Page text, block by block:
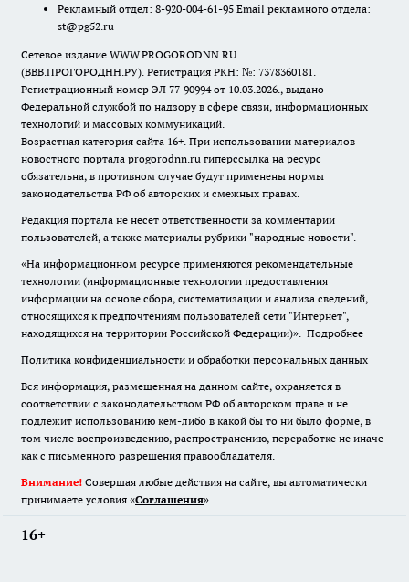
Рекламный отдел: 8-920-004-61-95 Email рекламного отдела:
st@pg52.ru
Сетевое издание WWW.PROGORODNN.RU
(ВВВ.ПРОГОРОДНН.РУ). Регистрация РКН: №: 7378360181.
Регистрационный номер ЭЛ 77-90994 от 10.03.2026., выдано
Федеральной службой по надзору в сфере связи, информационных
технологий и массовых коммуникаций.
Возрастная категория сайта 16+. При использовании материалов
новостного портала progorodnn.ru гиперссылка на ресурс
обязательна, в противном случае будут применены нормы
законодательства РФ об авторских и смежных правах.
Редакция портала не несет ответственности за комментарии
пользователей, а также материалы рубрики "народные новости".
«На информационном ресурсе применяются рекомендательные
технологии (информационные технологии предоставления
информации на основе сбора, систематизации и анализа сведений,
относящихся к предпочтениям пользователей сети "Интернет",
находящихся на территории Российской Федерации)». Подробнее
Политика конфиденциальности и обработки персональных данных
Вся информация, размещенная на данном сайте, охраняется в
соответствии с законодательством РФ об авторском праве и не
подлежит использованию кем-либо в какой бы то ни было форме, в
том числе воспроизведению, распространению, переработке не иначе
как с письменного разрешения правообладателя.
Внимание! Совершая любые действия на сайте, вы автоматически
принимаете условия «Cоглашения»
16+